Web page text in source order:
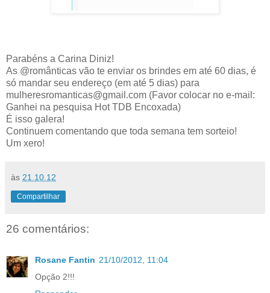
Parabéns a Carina Diniz!
As @românticas vão te enviar os brindes em até 60 dias, é
só mandar seu endereço (em até 5 dias) para
mulheresromanticas@gmail.com (Favor colocar no e-mail:
Ganhei na pesquisa Hot TDB Encoxada)
É isso galera!
Continuem comentando que toda semana tem sorteio!
Um xero!
às 21.10.12
Compartilhar
26 comentários:
Rosane Fantin 21/10/2012, 11:04
Opção 2!!!